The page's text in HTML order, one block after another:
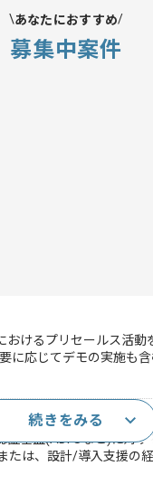
あなたにおすすめ
募集中案件
おけるプリセールス活動
に応じてデモの実施も
年以上
証基盤(ADFSなど)に対
たは、設計/導入支援の
続きをみる